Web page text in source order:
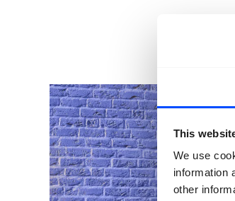
This
We use
information
other